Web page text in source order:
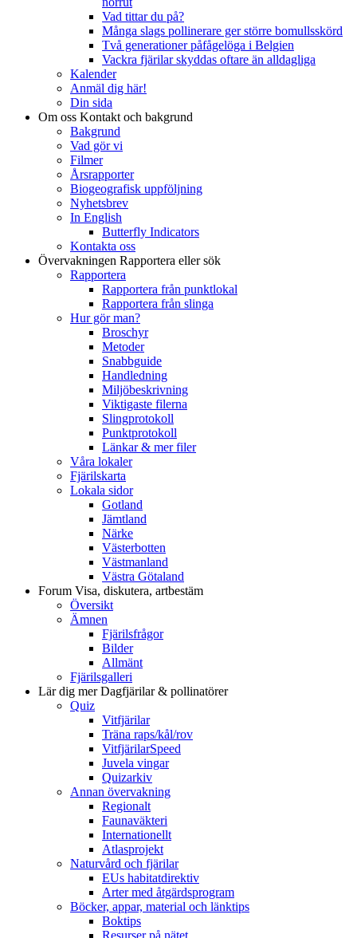
Vad tittar du på?
Många slags pollinerare ger större bomullsskörd
Två generationer påfågelöga i Belgien
Vackra fjärilar skyddas oftare än alldagliga
Kalender
Anmäl dig här!
Din sida
Om oss Kontakt och bakgrund
Bakgrund
Vad gör vi
Filmer
Årsrapporter
Biogeografisk uppföljning
Nyhetsbrev
In English
Butterfly Indicators
Kontakta oss
Övervakningen Rapportera eller sök
Rapportera
Rapportera från punktlokal
Rapportera från slinga
Hur gör man?
Broschyr
Metoder
Snabbguide
Handledning
Miljöbeskrivning
Viktigaste filerna
Slingprotokoll
Punktprotokoll
Länkar & mer filer
Våra lokaler
Fjärilskarta
Lokala sidor
Gotland
Jämtland
Närke
Västerbotten
Västmanland
Västra Götaland
Forum Visa, diskutera, artbestäm
Översikt
Ämnen
Fjärilsfrågor
Bilder
Allmänt
Fjärilsgalleri
Lär dig merDagfjärilar & pollinatörer
Quiz
Vitfjärilar
Träna raps/kål/rov
VitfjärilarSpeed
Juvela vingar
Quizarkiv
Annan övervakning
Regionalt
Faunaväkteri
Internationellt
Atlasprojekt
Naturvård och fjärilar
EUs habitatdirektiv
Arter med åtgärdsprogram
Böcker, appar, material och länktips
Boktips
Resurser på nätet